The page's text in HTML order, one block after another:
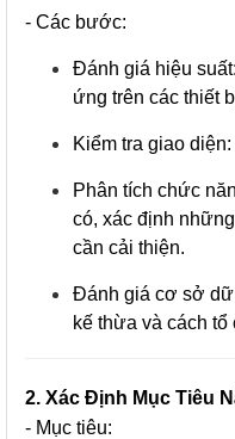
- Các bước:
Đánh giá hiệu
ứng trên các thiết
Kiểm tra giao
Phân tích chức
có, xác định
cần cải thiện.
Đánh giá cơ sở dữ
kế thừa và cách
2. Xác Định Mục Tiêu
- Mục tiêu: